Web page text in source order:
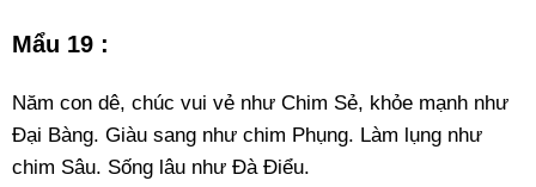
Mẩu 19 :
Năm con dê, chúc vui vẻ như Chim Sẻ, khỏe mạnh như
Đại Bàng. Giàu sang như chim Phụng. Làm lụng như
chim Sâu. Sống lâu như Đà Điểu.